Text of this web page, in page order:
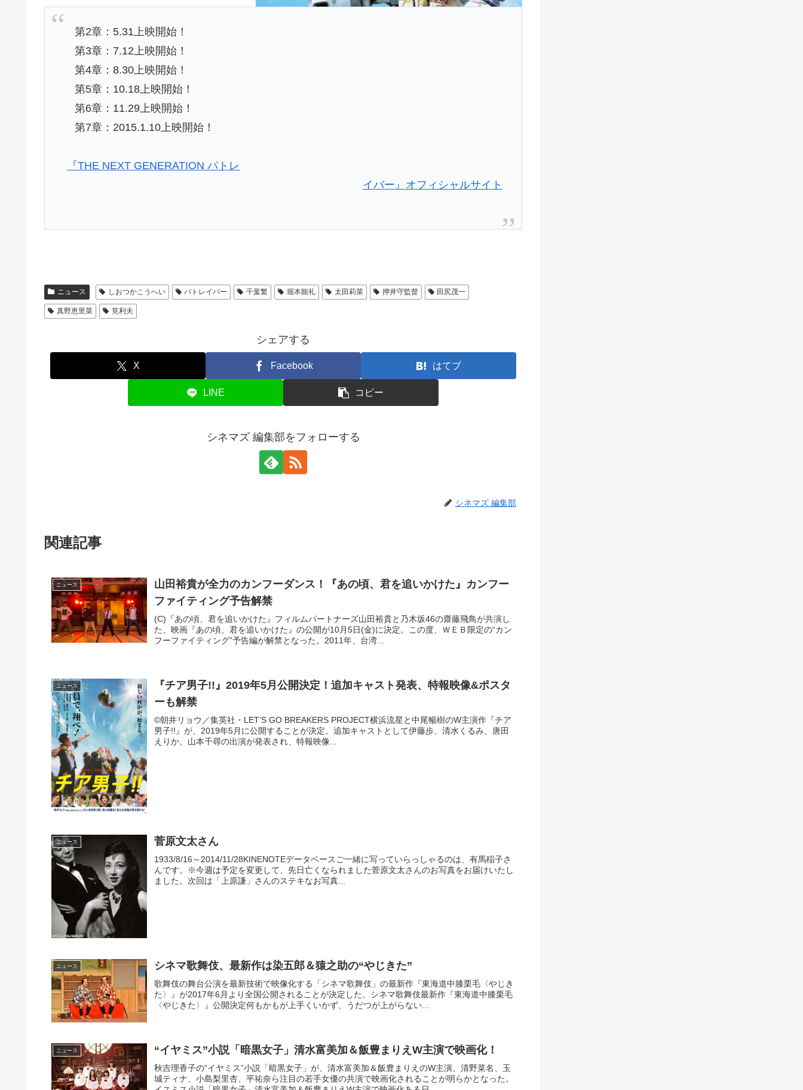
第2章：5.31上映開始！
第3章：7.12上映開始！
第4章：8.30上映開始！
第5章：10.18上映開始！
第6章：11.29上映開始！
第7章：2015.1.10上映開始！
『THE NEXT GENERATION パトレ
イバー』オフィシャルサイト
ニュース しおつかこうへい パトレイバー 千葉繁 堀本能礼 太田莉菜 押井守監督 田尻茂一
真野恵里菜 筧利夫
シェアする
X Facebook はてブ
LINE コピー
シネマズ 編集部をフォローする
シネマズ 編集部
関連記事
ニュース
山田裕貴が全力のカンフーダンス！『あの頃、君を追いかけた』カンフー
ファイティング予告解禁
(C)『あの頃、君を追いかけた』フィルムパートナーズ山田裕貴と乃木坂46の齋藤飛鳥が共演し
た、映画『あの頃、君を追いかけた』の公開が10月5日(金)に決定。この度、ＷＥＢ限定の“カン
フーファイティング”予告編が解禁となった。2011年、台湾...
ニュース
『チア男子!!』2019年5月公開決定！追加キャスト発表、特報映像&ポスタ
ーも解禁
©朝井リョウ／集英社・LET’S GO BREAKERS PROJECT横浜流星と中尾暢樹のW主演作『チア
男子!!』が、2019年5月に公開することが決定。追加キャストとして伊藤歩、清水くるみ、唐田
えりか、山本千尋の出演が発表され、特報映像...
ニュース 菅原文太さん
1933/8/16～2014/11/28KINENOTEデータベースご一緒に写っていらっしゃるのは、有馬稲子さ
んです。※今週は予定を変更して、先日亡くなられました菅原文太さんのお写真をお届けいたし
ました。次回は「上原謙」さんのステキなお写真...
ニュース シネマ歌舞伎、最新作は染五郎＆猿之助の“やじきた”
歌舞伎の舞台公演を最新技術で映像化する「シネマ歌舞伎」の最新作『東海道中膝栗毛〈やじき
た〉』が2017年6月より全国公開されることが決定した。シネマ歌舞伎最新作『東海道中膝栗毛
〈やじきた〉』公開決定何もかもが上手くいかず、うだつが上がらない...
ニュース “イヤミス”小説「暗黒女子」清水富美加＆飯豊まりえW主演で映画化！
秋吉理香子の“イヤミス”小説「暗黒女子」が、清水富美加＆飯豊まりえのW主演、清野菜名、玉
城ティナ、小島梨里杏、平祐奈ら注目の若手女優の共演で映画化されることが明らかとなった。